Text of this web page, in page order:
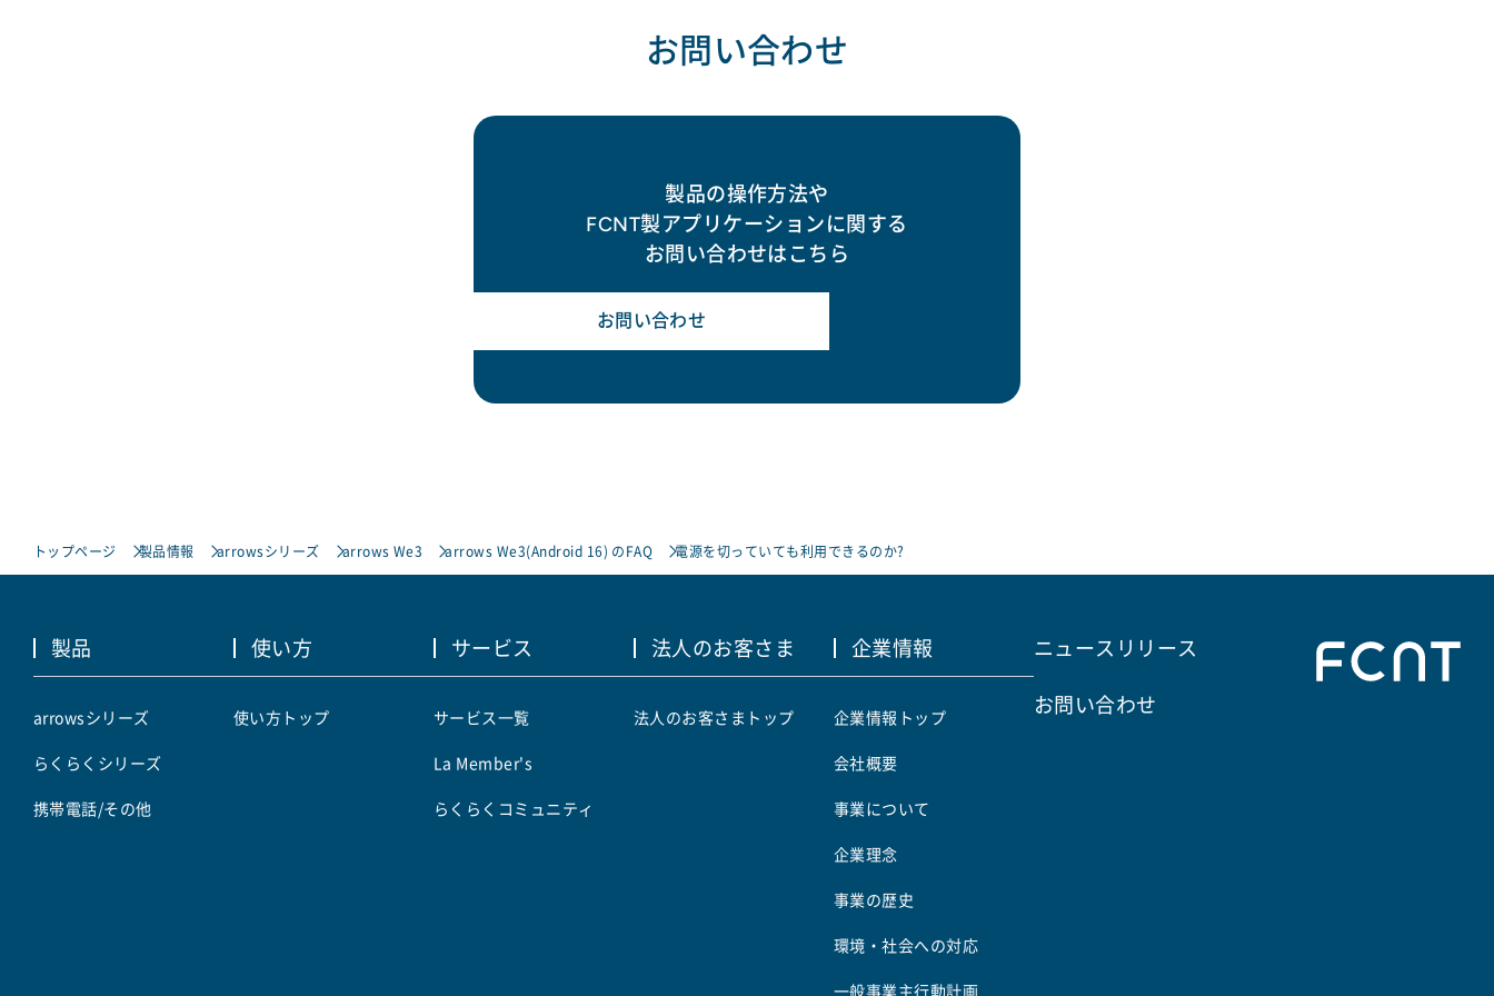
お問い合わせ
製品の操作方法や
FCNT製アプリケーションに関する
お問い合わせはこちら
お問い合わせ
トップページ 製品情報 arrowsシリーズ arrows We3 arrows We3(Android 16) のFAQ 電源を切っていても利用できるのか?
製品
arrowsシリーズ
らくらくシリーズ
携帯電話/その他
使い方
使い方トップ
サービス
サービス一覧
La Member's
らくらくコミュニティ
法人のお客さま
法人のお客さまトップ
企業情報
企業情報トップ
会社概要
事業について
企業理念
事業の歴史
環境・社会への対応
一般事業主行動計画
ニュースリリース
お問い合わせ